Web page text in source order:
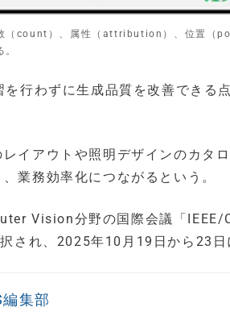
（count）、属性（attribution）、位置（
行わずに生成品質を改善できる
イアウトや照明デザインのカタ
業務効率化につながるという。
Vision分野の国際会議「
され、2025年10月19日から23日
集部